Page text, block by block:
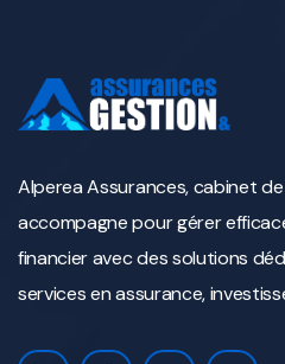
Alperea Assurances, cabinet
accompagne pour gérer
financier avec des solutions
services en assurance,